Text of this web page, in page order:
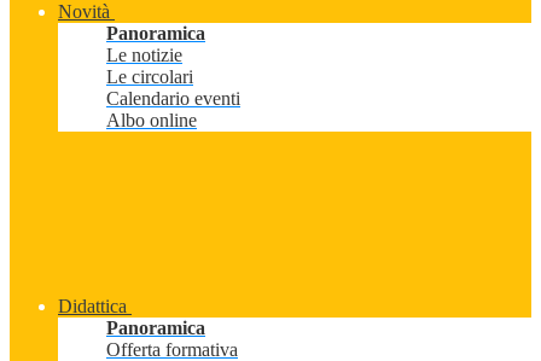
Novità
Panoramica
Le notizie
Le circolari
Calendario eventi
Albo online
Didattica
Panoramica
Offerta formativa